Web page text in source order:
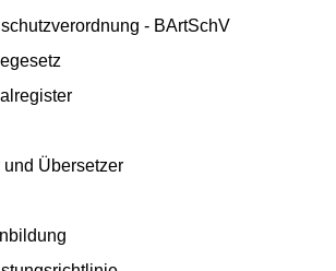
- BArtSchV
und Übersetzer